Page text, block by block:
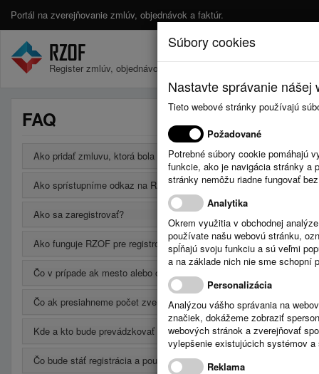
Portál na zverejňovanie zmlúv, objednávok a faktúr.
Register zmlúv, objednávok a faktúr.
FAQ
Ako pridať zmluvu, ktorá bola uzavretá na neurčito?
Ako sprístupníme odkaz na RZOF na vlastnej webovej stránke?
Ako sa zaregistrovať?
Ako funguje RZOF pre registrovaných používateľov?
Čo v prípade ak mesto alebo obec má svoju webovú stránku a chce
Čo ak presiahneme počet zverejnených údajov v bezplatnej verzii?
Kde a kto bude prevádzkovať portál?
Čo bude stáť registrácia a používanie?
Súbory cookies
Nastavte správanie
Tieto webové stránky používajú
Požadované
Potrebné súbory cookie pomáhajú
funkcie, ako je navigácia stránky a
stránky nemôžu riadne fungovať
Analytika
Okrem využitia v obchodnej
používate našu webovú stránku,
spĺňajú svoju funkciu a sú veľmi
a na základe nich nie sme schopní
Personalizácia
Analýzou vášho správania na
značiek, dokážeme zobraziť
webových stránok a zverejňovať
vylepšenie existujúcich systémov
Reklama